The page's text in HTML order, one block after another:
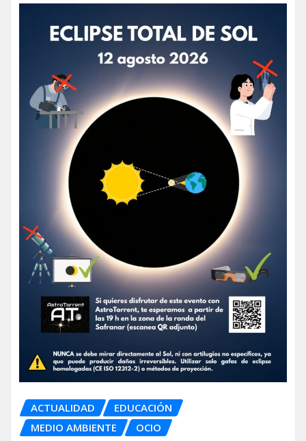
ACTUALIDAD
EDUCACIÓN
MEDIO AMBIENTE
OCIO